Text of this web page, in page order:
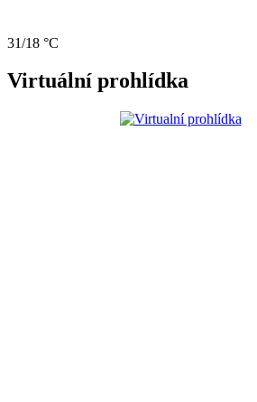
31/18 °C
Virtuální prohlídka